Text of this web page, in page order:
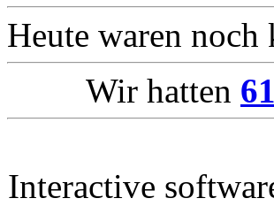
Heute waren noch
Wir hatten
Interactive